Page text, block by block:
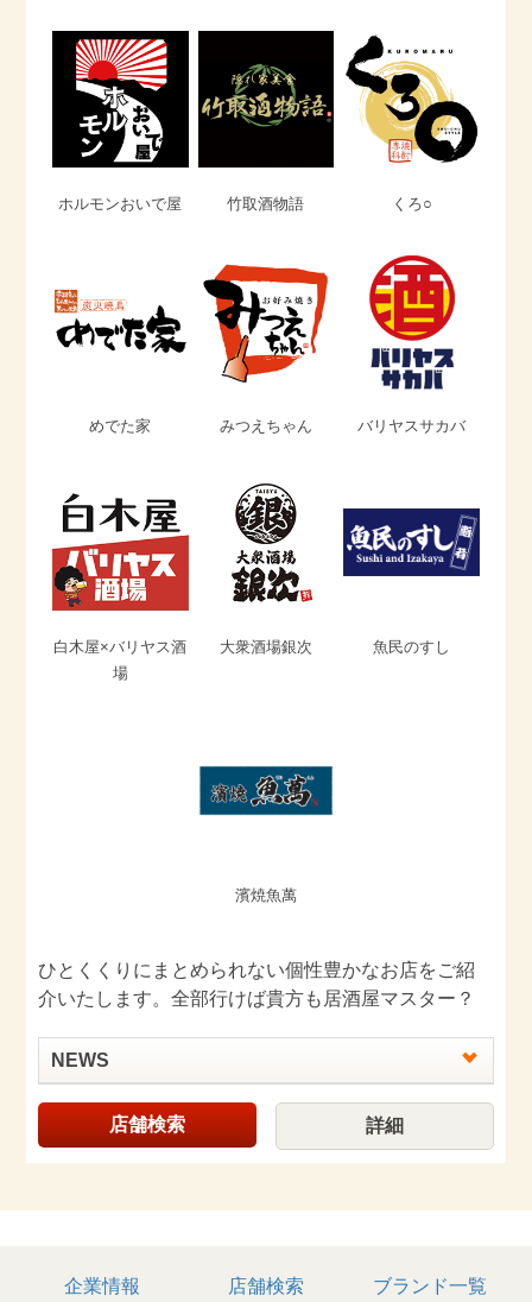
ホルモンおいで屋 竹取酒物語 くろ○
めでた家 みつえちゃん バリヤスサカバ
白木屋×バリヤス酒
場
大衆酒場銀次 魚民のすし
濱焼魚萬
ひとくくりにまとめられない個性豊かなお店をご紹
介いたします。全部行けば貴方も居酒屋マスター？
NEWS
店舗検索 詳細
企業情報 店舗検索 ブランド一覧